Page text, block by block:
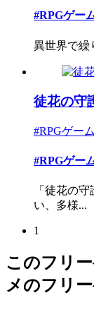
#RPGゲー
異世界で繰
徒花の守
#RPGゲーム
#RPGゲー
「徒花の
い、多様...
1
このフリ
メのフリ